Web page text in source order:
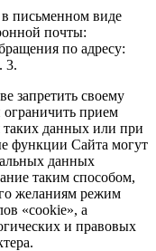
в письменном виде
почты:
по адресу:
3.
запретить своему
прием
таких данных или при
функции Сайта могут
данных
таким способом,
желаниям режим
«cookie», а
и правовых